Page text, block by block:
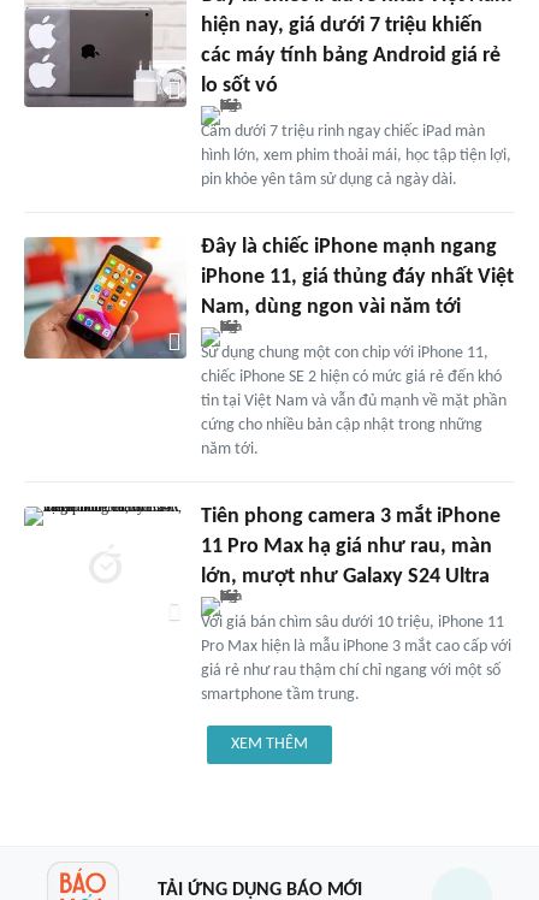
hiện nay, giá dưới 7 triệu khiến
các máy tính bảng Android giá rẻ
lo sốt vó
Cầm dưới 7 triệu rinh ngay chiếc iPad màn
hình lớn, xem phim thoải mái, học tập tiện lợi,
pin khỏe yên tâm sử dụng cả ngày dài.
Đây là chiếc iPhone mạnh ngang
iPhone 11, giá thủng đáy nhất Việt
Nam, dùng ngon vài năm tới
Sử dụng chung một con chip với iPhone 11,
chiếc iPhone SE 2 hiện có mức giá rẻ đến khó
tin tại Việt Nam và vẫn đủ mạnh về mặt phần
cứng cho nhiều bản cập nhật trong những
năm tới.
Tiên phong camera 3 mắt iPhone
11 Pro Max hạ giá như rau, màn
lớn, mượt như Galaxy S24 Ultra
Với giá bán chìm sâu dưới 10 triệu, iPhone 11
Pro Max hiện là mẫu iPhone 3 mắt cao cấp với
giá rẻ như rau thậm chí chỉ ngang với một số
smartphone tầm trung.
XEM THÊM
TẢI ỨNG DỤNG BÁO MỚI